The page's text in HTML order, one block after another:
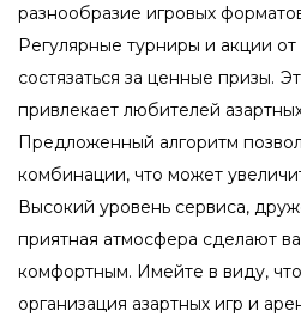
разнообразие игровых
Регулярные турниры и акции
состязаться за ценные призы.
привлекает любителей
Предложенный алгоритм
комбинации, что может
Высокий уровень сервиса,
приятная атмосфера сделают
комфортным. Имейте в виду,
организация азартных игр и